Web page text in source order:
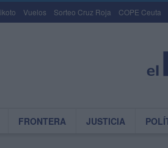
Vuelos Sorteo Cruz Roja COPE Ceuta
FRONTERA JUSTICIA